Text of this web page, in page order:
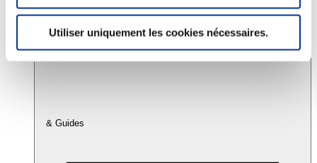
Utiliser uniquement les cookies nécessaires.
Accords
& Guides